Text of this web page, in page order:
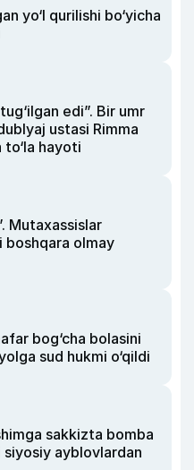
yo‘l qurilishi bo‘yicha
edi”. Bir umr
ustasi Rimma
hayoti
Mutaxassislar
boshqara olmay
bog‘cha bolasini
sud hukmi o‘qildi
sakkizta bomba
siyosiy ayblovlardan